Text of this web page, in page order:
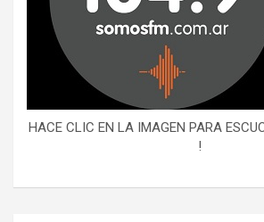
HACE CLIC EN LA IMAGEN PARA
!